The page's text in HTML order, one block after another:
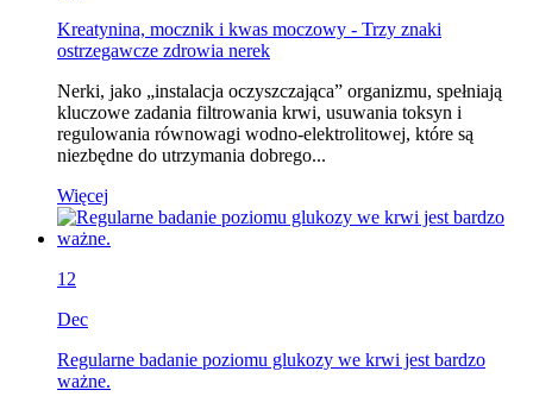
Kreatynina, mocznik i kwas moczowy - Trzy znaki
ostrzegawcze zdrowia nerek
Nerki, jako „instalacja oczyszczająca” organizmu, spełniają
kluczowe zadania filtrowania krwi, usuwania toksyn i
regulowania równowagi wodno-elektrolitowej, które są
niezbędne do utrzymania dobrego...
Więcej
12
Dec
Regularne badanie poziomu glukozy we krwi jest bardzo
ważne.